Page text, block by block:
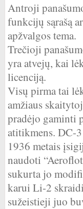
Antroji
funkcijų sąrašą
apžvalgos tema.
Trečioji
yra atvejų, kai
licenciją.
Visų pirma tai
amžiaus
pradėjo gaminti
atitikmens. DC-
1936 metais
naudoti
sukurta jo
karui Li-2
sužeistieji juo